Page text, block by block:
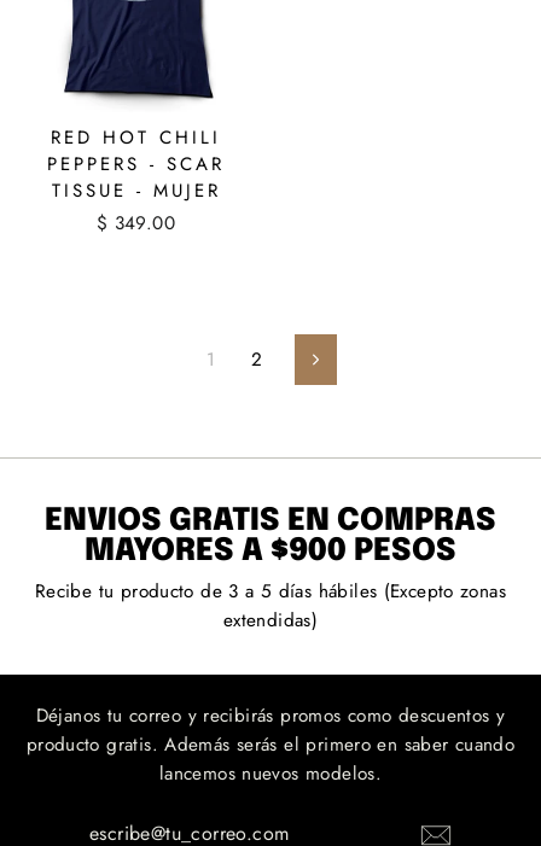
RED HOT CHILI
PEPPERS - SCAR
TISSUE - MUJER
$ 349.00
1 2 Siguiente
ENVÍOS GRATIS EN COMPRAS
MAYORES A $900 PESOS
Recibe tu producto de 3 a 5 días hábiles (Excepto zonas
extendidas)
Déjanos tu correo y recibirás promos como descuentos y
producto gratis. Además serás el primero en saber cuando
lancemos nuevos modelos.